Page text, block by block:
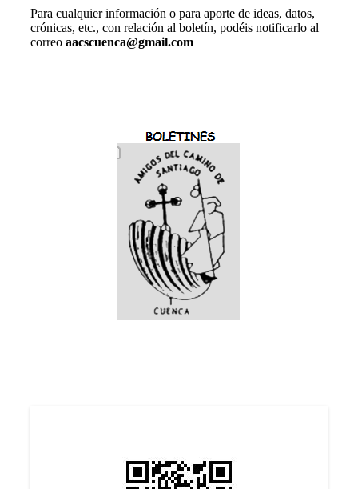
Para cualquier información o para aporte de ideas, datos,
crónicas, etc., con relación al boletín, podéis notificarlo al
correo aacscuenca@gmail.com